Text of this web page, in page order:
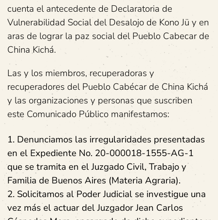
cuenta el antecedente de Declaratoria de
Vulnerabilidad Social del Desalojo de Kono Jü y en
aras de lograr la paz social del Pueblo Cabecar de
China Kichá.
Las y los miembros, recuperadoras y
recuperadores del Pueblo Cabécar de China Kichá
y las organizaciones y personas que suscriben
este Comunicado Público manifestamos:
1. Denunciamos las irregularidades presentadas
en el Expediente No. 20-000018-1555-AG-1
que se tramita en el Juzgado Civil, Trabajo y
Familia de Buenos Aires (Materia Agraria).
2. Solicitamos al Poder Judicial se investigue una
vez más el actuar del Juzgador Jean Carlos